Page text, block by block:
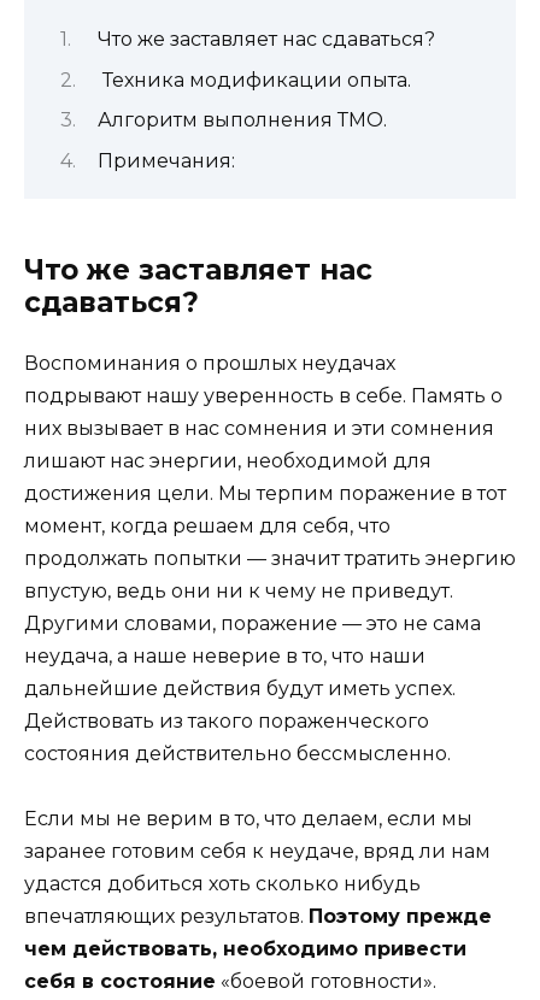
Что же заставляет нас сдаваться?
Техника модификации опыта.
Алгоритм выполнения ТМО.
Примечания:
Что же заставляет нас
сдаваться?
Воспоминания о прошлых неудачах
подрывают нашу уверенность в себе. Память о
них вызывает в нас сомнения и эти сомнения
лишают нас энергии, необходимой для
достижения цели. Мы терпим поражение в тот
момент, когда решаем для себя, что
продолжать попытки — значит тратить энергию
впустую, ведь они ни к чему не приведут.
Другими словами, поражение — это не сама
неудача, а наше неверие в то, что наши
дальнейшие действия будут иметь успех.
Действовать из такого пораженческого
состояния действительно бессмысленно.
Если мы не верим в то, что делаем, если мы
заранее готовим себя к неудаче, вряд ли нам
удастся добиться хоть сколько нибудь
впечатляющих результатов. Поэтому прежде
чем действовать, необходимо привести
себя в состояние «боевой готовности».